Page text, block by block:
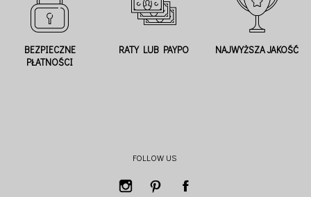
BEZPIECZNE
PŁATNOŚCI
RATY LUB PAYPO NAJWYŻSZA JAKOŚĆ
FOLLOW US